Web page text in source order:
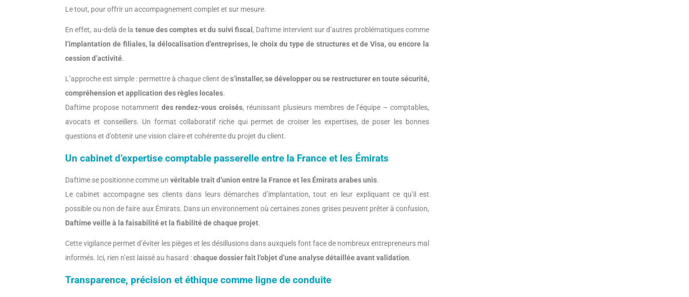
Le tout, pour offrir un accompagnement complet et sur mesure.
En effet, au-delà de la tenue des comptes et du suivi fiscal , Daftime intervient sur d’autres problématiques comme
l’implantation de filiales, la délocalisation d’entreprises, le choix du type de structures et de Visa, ou encore la
cession d’activité.
L’approche est simple : permettre à chaque client des’installer, se développer ou se restructurer en toute sécurité,
compréhension et application des règles locales.
Daftime propose notamment des rendez-vous croisés, réunissant plusieurs membres de l’équipe – comptables,
avocats et conseillers. Un format collaboratif riche qui permet de croiser les expertises, de poser les bonnes
questions et d’obtenir une vision claire et cohérente du projet du client.
Un cabinet d’expertise comptable passerelle entre la France et les Émirats
Daftime se positionne comme un véritable trait d’union entre la France et les Émirats arabes unis.
Le cabinet accompagne ses clients dans leurs démarches d’implantation, tout en leur expliquant ce qu’il est
possible ou non de faire aux Émirats. Dans un environnement où certaines zones grises peuvent prêter à confusion,
Daftime veille à la faisabilité et la fiabilité de chaque projet.
Cette vigilance permet d’éviter les pièges et les désillusions dans auxquels font face de nombreux entrepreneurs mal
informés. Ici, rien n’est laissé au hasard :chaque dossier fait l’objet d’une analyse détaillée avant validation.
Transparence, précision et éthique comme ligne de conduite